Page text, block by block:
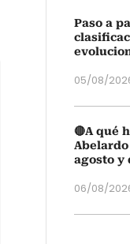
Paso a
05/08/
🔴A qué
agosto y
06/08/